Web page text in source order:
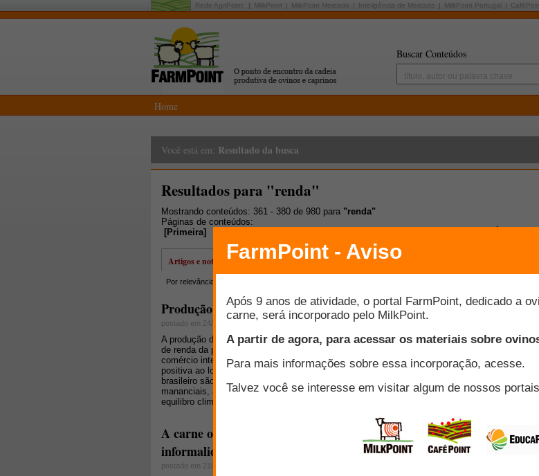
Rede AgriPoint: MilkPoint MilkPoint Mercado Inteligência de Mercado MilkPoint Portugal
Buscar Conteúdos
Home
Você está em: Resultado da busca
Resultados para "renda"
Mostrando conteúdos: 361 - 380 de 980 para "renda"
Páginas de conteúdos:
[Primeira]
Artigos e notícias
Por relevância
Produção de eucalipto como alternativa econômica para sua
postado em 24/03/2011
A produção de eucaliptos é interessante para aqueles produtores que querem diversificar a
de renda da propriedade, mas que não sejam tão imediatistas na obtenção da primeira receita.
comércio internacional de produtos de origem florestal tem se comportado de forma bastante
positiva ao longo da última década. Uma das potenciais fontes de recursos para o setor
brasileiro são os serviços ambientais, em particular, a fixação de carbono, a proteção de
mananciais, a conservação das margens das hidrovias, preservação da biodiversidade e o
equilibro climático.
A carne ovina e o abate clandestino: quais são as causas da
informalidade?
postado em 21/03/2011